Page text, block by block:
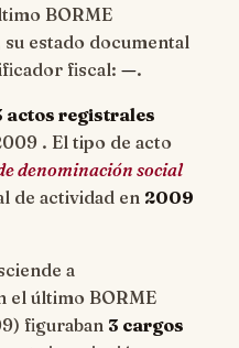
BORME
su estado documental
fiscal: —.
actos registrales
. El tipo de acto
denominación social
de actividad en 2009
a
el último BORME
figuraban 3 cargos